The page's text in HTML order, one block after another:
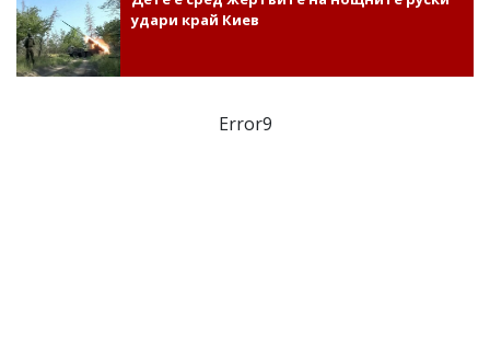
удари край Киев
Error9